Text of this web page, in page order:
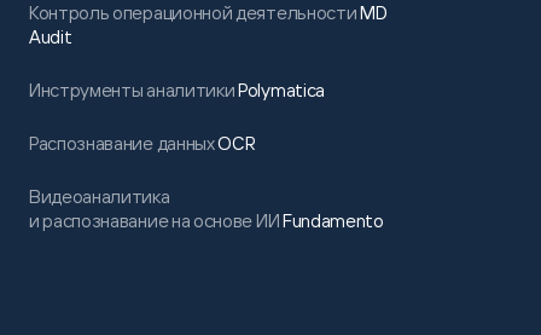
Контроль операционной деятельностиMD
Audit
Инструменты аналитикиPolymatica
Распознавание данныхOCR
Видеоаналитика
и распознавание на основе ИИFundamento